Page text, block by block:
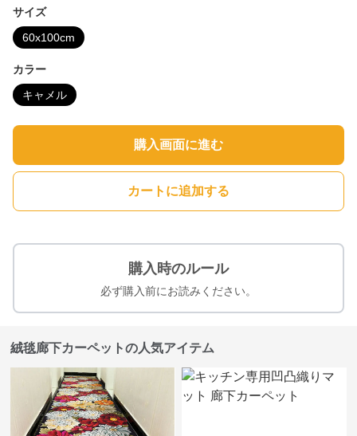
サイズ
60x100cm
カラー
キャメル
購入画面に進む
カートに追加する
購入時のルール
必ず購入前にお読みください。
絨毯廊下カーペットの人気アイテム